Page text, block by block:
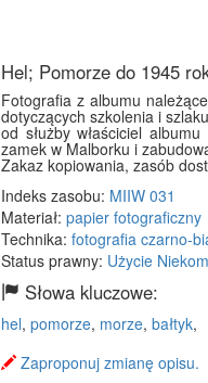
Hel; Pomorze do 1945
Fotografia z albumu
dotyczących szkolenia i
od służby właściciel
zamek w Malborku i
Zakaz kopiowania, zasób
Indeks zasobu: MIIW 031
Materiał: papier fotograficzny
Technika: fotografia czarno-
Status prawny: Użycie
Słowa kluczowe:
hel, pomorze, morze, bałtyk,
Zaproponuj zmianę opisu.